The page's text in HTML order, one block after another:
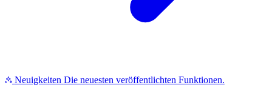
Neuigkeiten Die neuesten veröffentlichten Funktionen.